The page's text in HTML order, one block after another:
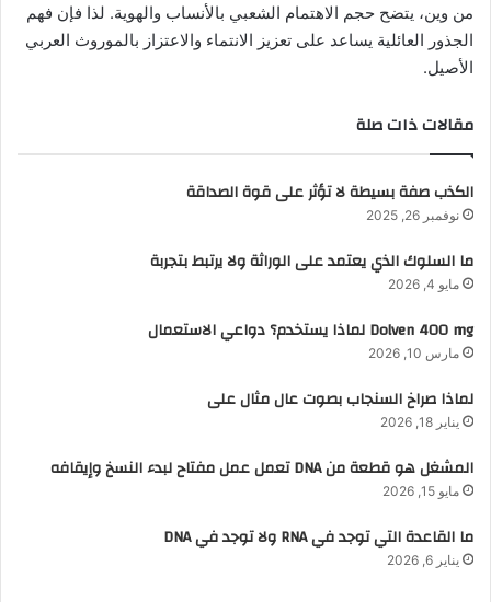
من وين، يتضح حجم الاهتمام الشعبي بالأنساب والهوية. لذا فإن فهم
الجذور العائلية يساعد على تعزيز الانتماء والاعتزاز بالموروث العربي
الأصيل.
مقالات ذات صلة
الكذب صفة بسيطة لا تؤثر على قوة الصداقة
نوفمبر 26, 2025
ما السلوك الذي يعتمد على الوراثة ولا يرتبط بتجربة
مايو 4, 2026
Dolven 400 mg لماذا يستخدم؟ دواعي الاستعمال
مارس 10, 2026
لماذا صراخ السنجاب بصوت عال مثال على
يناير 18, 2026
المشغل هو قطعة من DNA تعمل عمل مفتاح لبدء النسخ وإيقافه
مايو 15, 2026
ما القاعدة التي توجد في RNA ولا توجد في DNA
يناير 6, 2026